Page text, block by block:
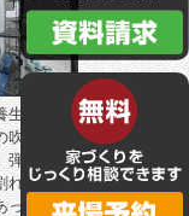
期間を
き付け
弾性です
れがあっ
っても大